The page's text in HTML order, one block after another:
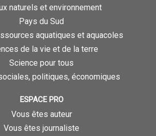
naturels et environnement
Pays du Sud
aquatiques et aquacoles
de la vie et de la terre
Science pour tous
politiques, économiques
ESPACE PRO
Vous êtes auteur
Vous êtes journaliste